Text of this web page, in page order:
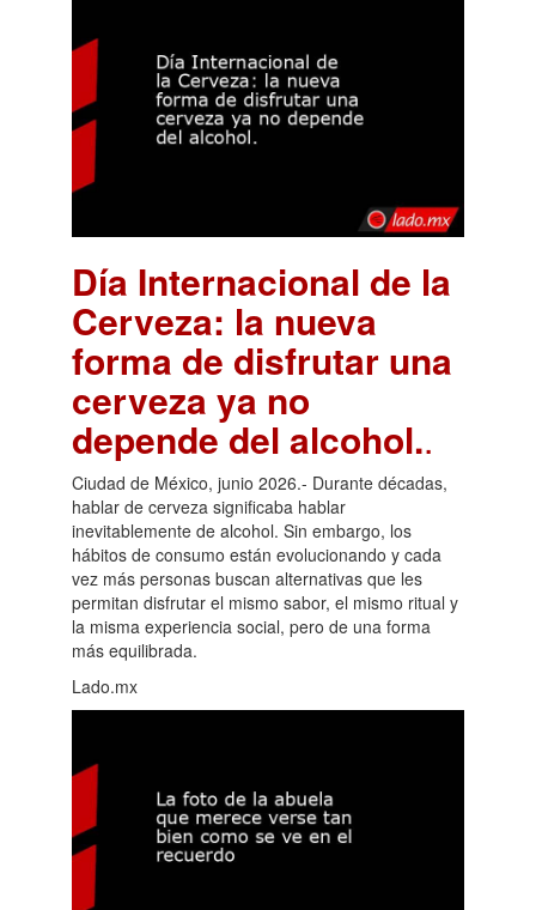
Día Internacional de la
Cerveza: la nueva
forma de disfrutar una
cerveza ya no
depende del alcohol..
Ciudad de México, junio 2026.- Durante décadas,
hablar de cerveza significaba hablar
inevitablemente de alcohol. Sin embargo, los
hábitos de consumo están evolucionando y cada
vez más personas buscan alternativas que les
permitan disfrutar el mismo sabor, el mismo ritual y
la misma experiencia social, pero de una forma
más equilibrada.
Lado.mx